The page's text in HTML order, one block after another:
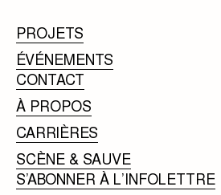
PROJETS
ÉVÉNEMENTS
CONTACT
À PROPOS
CARRIÈRES
SCÈNE & SAUVE
S’ABONNER À L’INFOLETTRE